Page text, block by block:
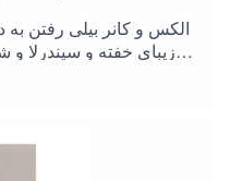
الکس و کانر بیلی رفتن
زیبای خفته و سیندرلا
می خوا ن برگردن به
آرزو هستند.شقایق
کربس